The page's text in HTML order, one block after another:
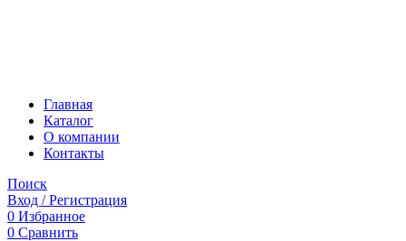
Главная
Каталог
О компании
Контакты
Поиск
Вход / Регистрация
0 Избранное
0 Сравнить